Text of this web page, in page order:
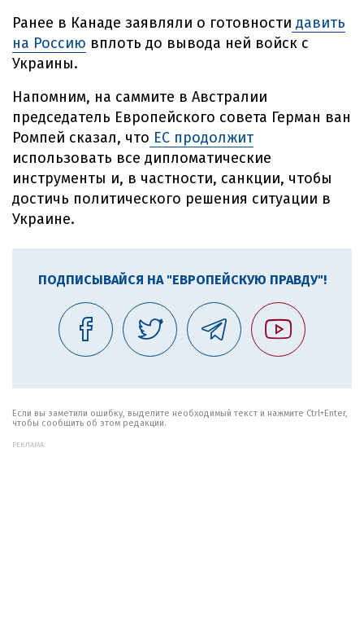
Ранее в Канаде заявляли о готовности давить
на Россию вплоть до вывода ней войск с
Украины.
Напомним, на саммите в Австралии
председатель Европейского совета Герман ван
Ромпей сказал, что ЕС продолжит
использовать все дипломатические
инструменты и, в частности, санкции, чтобы
достичь политического решения ситуации в
Украине.
ПОДПИСЫВАЙСЯ НА "ЕВРОПЕЙСКУЮ ПРАВДУ"!
Если вы заметили ошибку, выделите необходимый текст и нажмите Ctrl+Enter,
чтобы сообщить об этом редакции.
РЕКЛАМА: